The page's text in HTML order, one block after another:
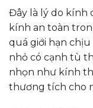
Đây là lý do kính
kính an toàn
quá giới hạn
nhỏ có cạnh tù
nhọn như kính
thương tích cho